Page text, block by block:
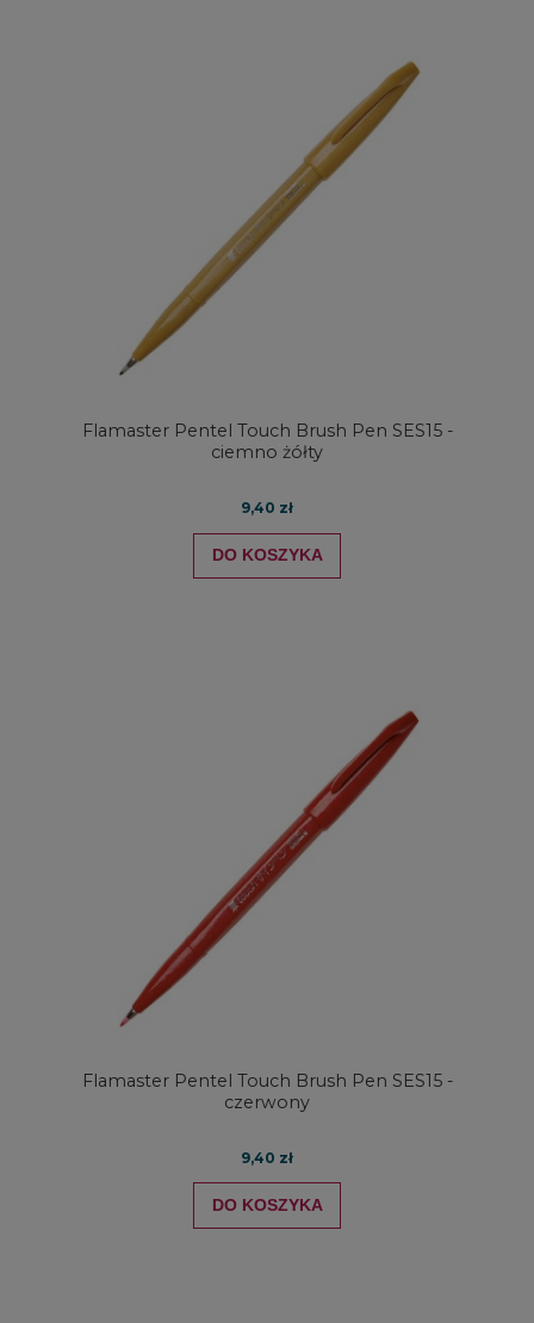
Flamaster Pentel Touch Brush Pen SES15 -
ciemno żółty
9,40 zł
DO KOSZYKA
Flamaster Pentel Touch Brush Pen SES15 -
czerwony
9,40 zł
DO KOSZYKA